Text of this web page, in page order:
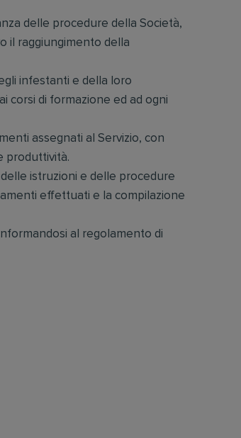
delle procedure della Società,
il raggiungimento della
infestanti e della loro
corsi di formazione ed ad ogni
assegnati al Servizio, con
produttività.
istruzioni e delle procedure
effettuati e la compilazione
al regolamento di